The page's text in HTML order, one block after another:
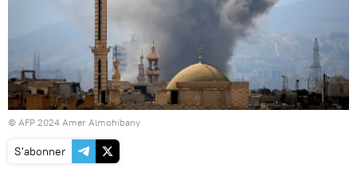
© AFP 2024 Amer Almohibany
S'abonner